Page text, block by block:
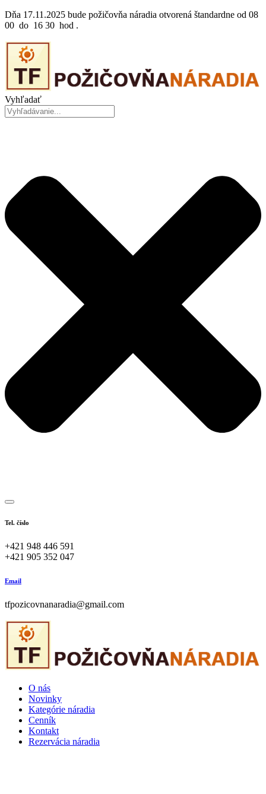
Preskočiť
na
Dňa 17.11.2025 bude požičovňa náradia otvorená štandardne od 08
00 do 16 30 hod .
Vyhľadať
Tel. číslo
+421 948 446 591
+421 905 352 047
Email
tfpozicovnanaradia@gmail.com
O nás
Novinky
Kategórie náradia
Cenník
Kontakt
Rezervácia náradia